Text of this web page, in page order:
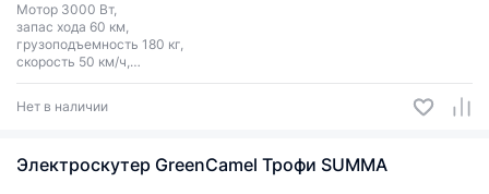
Мотор 3000 Вт,
запас хода 60 км,
грузоподъемность 180 кг,
скорость 50 км/ч,
цвет: красный, зеленый.
Нет в наличии
Электроскутер GreenCamel Трофи SUMMA